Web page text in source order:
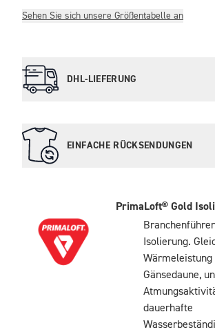
Sehen Sie sich unsere Größentabelle an
DHL-LIEFERUNG
EINFACHE RÜCKSENDUNGEN
PrimaLoft® Gold
Isolierung.
Wärmeleistung
Gänsedaune,
dauerhafte